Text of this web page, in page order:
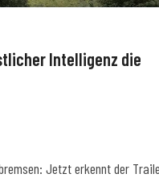
Intelligenz die
Jetzt erkennt der